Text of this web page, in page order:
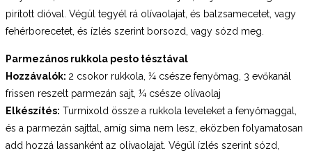
pirított dióval. Végül tegyél rá olívaolajat, és balzsamecetet, vagy
fehérborecetet, és ízlés szerint borsozd, vagy sózd meg.
Parmezános rukkola pesto tésztával
Hozzávalók: 2 csokor rukkola, ¼ csésze fenyőmag, 3 evőkanál
frissen reszelt parmezán sajt, ¼ csésze olívaolaj
Elkészítés: Turmixold össze a rukkola leveleket a fenyőmaggal,
és a parmezán sajttal, amíg sima nem lesz, eközben folyamatosan
add hozzá lassanként az olívaolajat. Végül ízlés szerint sózd,